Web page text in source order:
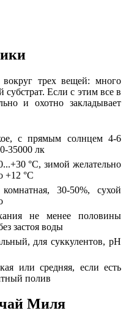
трех вещей: много
Если с этим все в
и охотно закладывает
с прямым солнцем 4-6
35000 лк
°C, зимой желательно
+12 °C
30-50%, сухой
не менее половины
застоя воды
для суккулентов, pH
или средняя, если есть
полив
Миля